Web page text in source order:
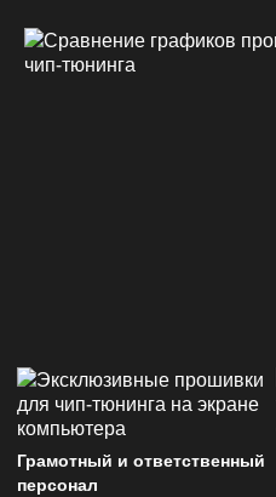
Грамотный и ответственный
персонал